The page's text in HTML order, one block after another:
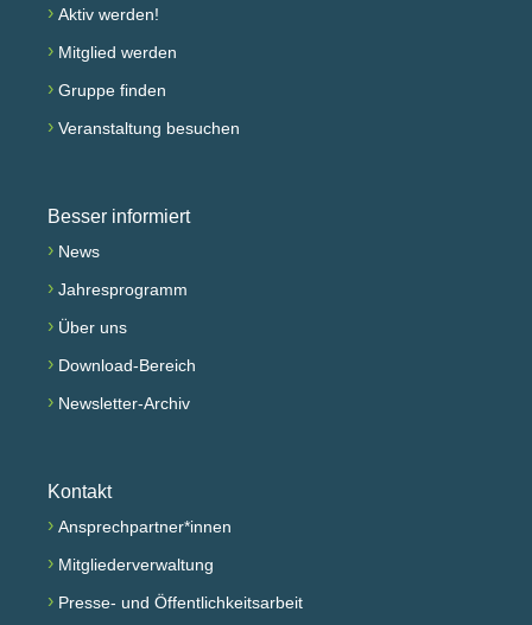
› Aktiv werden!
› Mitglied werden
› Gruppe finden
› Veranstaltung besuchen
Besser informiert
› News
› Jahresprogramm
› Über uns
› Download-Bereich
› Newsletter-Archiv
Kontakt
› Ansprechpartner*innen
› Mitgliederverwaltung
› Presse- und Öffentlichkeitsarbeit